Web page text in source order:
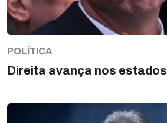
POLÍTICA
Direita avança nos estados